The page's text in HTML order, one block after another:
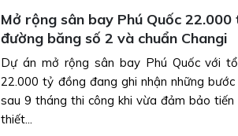
Mở rộng sân bay Phú Quốc 22.000
đường băng số 2 và chuẩn Changi
Dự án mở rộng sân bay Phú Quốc với
22.000 tỷ đồng đang ghi nhận những
sau 9 tháng thi công khi vừa đảm bảo
thiết...